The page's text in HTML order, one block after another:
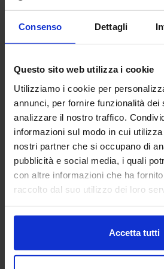
Consenso Dettagli
Questo sito web utilizza i cookie
Utilizziamo i cookie per
annunci, per fornire funzionalità dei
analizzare il nostro traffico.
informazioni sul modo in cui
nostri partner che si occupano di
pubblicità e social media, i quali
con altre informazioni che ha
raccolto dal suo utilizzo dei loro
Accetta tutti
ACADEMY
SUBFORNITURA
Padiglione: Centro
Padiglione:Pad.
Aggiungi ai
Vai alla scheda
&
FABBRICA